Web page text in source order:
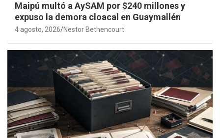
Maipú multó a AySAM por $240 millones y
expuso la demora cloacal en Guaymallén
4 agosto, 2026 Nestor Bethencourt